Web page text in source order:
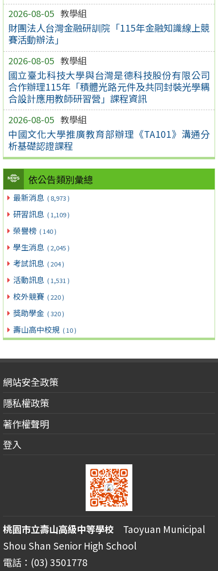
2026-08-05 教學組
財團法人台灣金融研訓院「115年金融知識線上競
賽活動辦法」
2026-08-05 教學組
國立臺北科技大學與台灣是德科技股份有限公司
合作辦理115年「積體光路元件及共同封裝光學耦
合設計應用教師研習營」課程資訊
2026-08-05 教學組
中國文化大學推廣教育部辦理《TA101》溝通分
析基礎認證課程
依公告類別彙總
最新消息 ( 8,973 )
研習訊息 ( 1,109 )
榮譽榜 ( 140 )
學生消息 ( 2,045 )
考試訊息 ( 204 )
活動訊息 ( 1,531 )
校外競賽 ( 220 )
獎助學金 ( 320 )
壽山高中校規 ( 10 )
網站安全政策
隱私權政策
著作權聲明
登入
桃園市立壽山高級中等學校 Taoyuan Municipal
Shou Shan Senior High School
電話：(03) 3501778